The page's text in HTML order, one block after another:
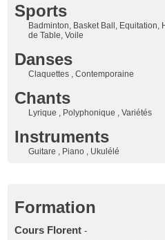
Sports
Badminton, Basket Ball, Equitation,
de Table, Voile
Danses
Claquettes , Contemporaine
Chants
Lyrique , Polyphonique , Variétés
Instruments
Guitare , Piano , Ukulélé
Formation
Cours Florent -